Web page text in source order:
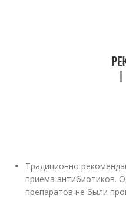
Традиционно
приема антибиотиков.
препаратов не были